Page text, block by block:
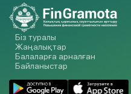
Біз туралы
Жаңалықтар
Балаларға арналған
Байланыстар